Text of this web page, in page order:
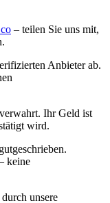
– teilen Sie uns mit,
Anbieter ab.
Ihr Geld ist
wird.
keine
unsere